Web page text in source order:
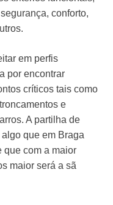
conforto,
em perfis
por encontrar
críticos tais como
e
A partilha de
que em Braga
que com a maior
maior será a sã